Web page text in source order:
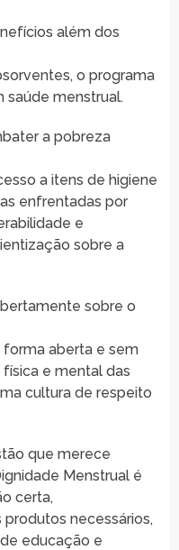
além dos
o programa
menstrual.
a pobreza
a itens de higiene
enfrentadas por
e
sobre a
sobre o
aberta e sem
e mental das
cultura de respeito
que merece
Menstrual é
certa,
necessários,
educação e